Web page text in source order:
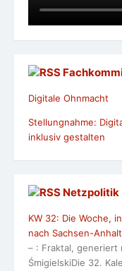
Digitale Ohnmacht
Stellungnahme:
inklusiv gestalten
Netzpolitik
KW 32: Die Woche,
nach Sachsen-
– : Fraktal, generiert
ŚmigielskiDie 32.